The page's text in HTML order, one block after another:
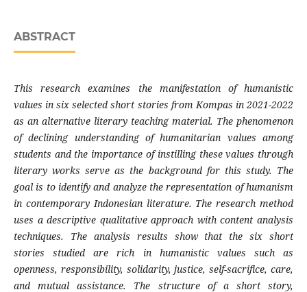
ABSTRACT
This research examines the manifestation of humanistic
values in six selected short stories from Kompas in 2021-2022
as an alternative literary teaching material. The phenomenon
of declining understanding of humanitarian values among
students and the importance of instilling these values through
literary works serve as the background for this study. The
goal is to identify and analyze the representation of humanism
in contemporary Indonesian literature. The research method
uses a descriptive qualitative approach with content analysis
techniques. The analysis results show that the six short
stories studied are rich in humanistic values such as
openness, responsibility, solidarity, justice, self-sacrifice, care,
and mutual assistance. The structure of a short story,